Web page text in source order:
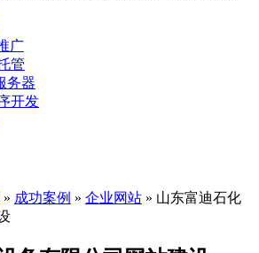
广
管
务器
开发
» 成功案例 » 企业网站 » 山东富迪石化